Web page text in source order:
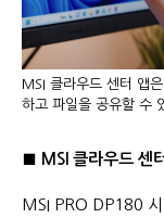
MSI 클라우드 센터 앱
하고 파일을 공유할 수
■ MSI 클라우드 센
MSI PRO DP180